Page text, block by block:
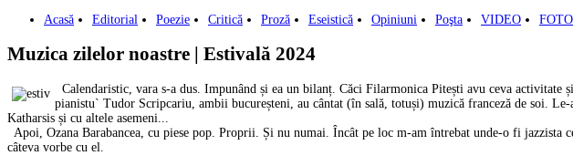
Acasă Editorial Poezie Critică Proză Eseistică Opiniuni Poşta VIDEO FOTO
Muzica zilelor noastre | Estivală 2024
Calendaristic, vara s-a dus. Impunând și ea un bilanț. Căci Filarmonica Pitești avu ceva activitate
pianistu` Tudor Scripcariu, ambii bucureșteni, au cântat (în sală, totuși) muzică franceză de soi.
Katharsis și cu altele asemeni...
Apoi, Ozana Barabancea, cu piese pop. Proprii. Și nu numai. Încât pe loc m-am întrebat unde-o fi jazzista
câteva vorbe cu el.